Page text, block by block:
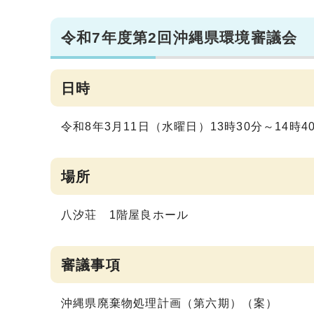
令和7年度第2回沖縄県環境審議会
日時
令和8年3月11日（水曜日）13時30分～14時
場所
八汐荘 1階屋良ホール
審議事項
沖縄県廃棄物処理計画（第六期）（案）